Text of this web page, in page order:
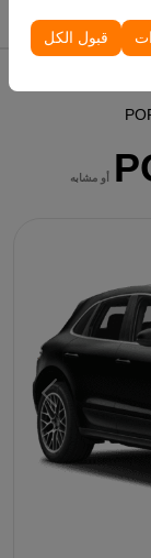
المستخدم،
قبول الكل
أو مشابه